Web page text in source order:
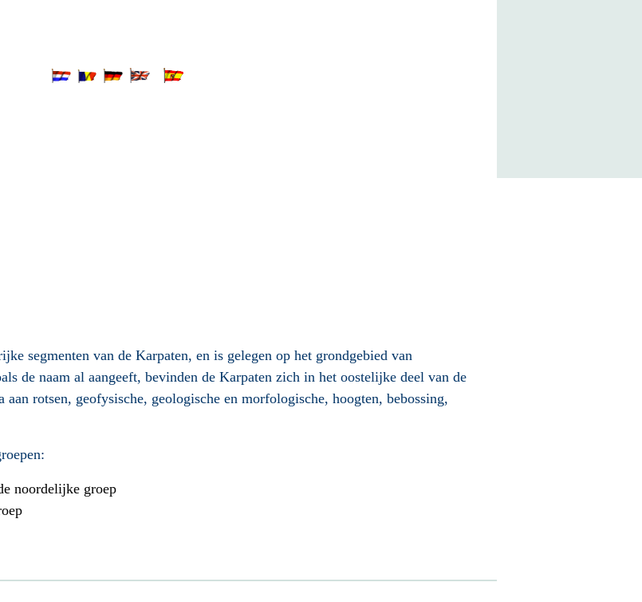
segmenten van de Karpaten, en is gelegen op het grondgebied van
de naam al aangeeft, bevinden de Karpaten zich in het oostelijke deel van de
aan rotsen, geofysische, geologische en morfologische, hoogten, bebossing,
noordelijke groep